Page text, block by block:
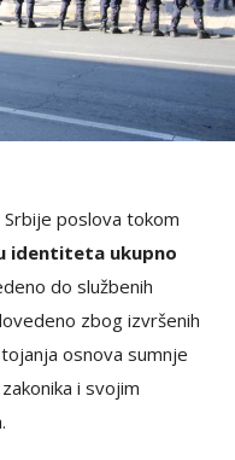
poslova tokom
identiteta ukupno
do službenih
zbog izvršenih
osnova sumnje
i svojim